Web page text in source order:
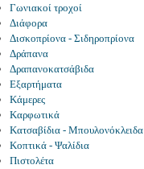
Γωνιακοί τροχοί
Διάφορα
Δισκοπρίονα - Σιδηροπρίονα
Δράπανα
Δραπανοκατσάβιδα
Εξαρτήματα
Κάμερες
Καρφωτικά
Κατσαβίδια - Μπουλονόκλειδα
Κοπτικά - Ψαλίδια
Πιστολέτα